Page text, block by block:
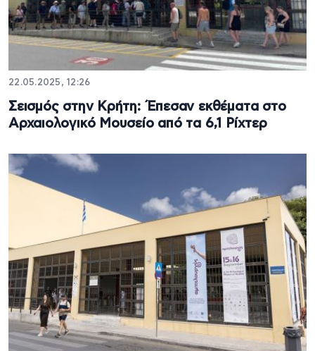
22.05.2025, 12:26
Σεισμός στην Κρήτη: Έπεσαν εκθέματα στο
Αρχαιολογικό Μουσείο από τα 6,1 Ρίχτερ